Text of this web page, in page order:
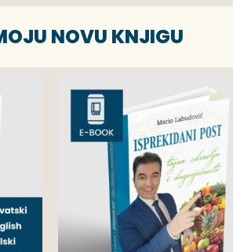
NOVU KNJIGU